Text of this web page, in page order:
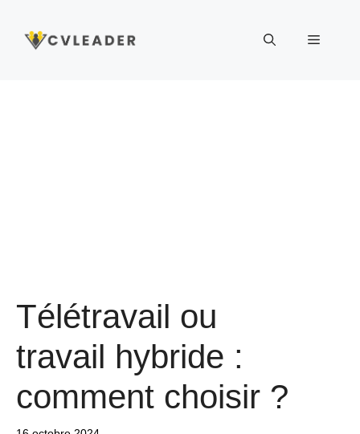
contenu
Menu
Télétravail ou
travail hybride :
comment choisir ?